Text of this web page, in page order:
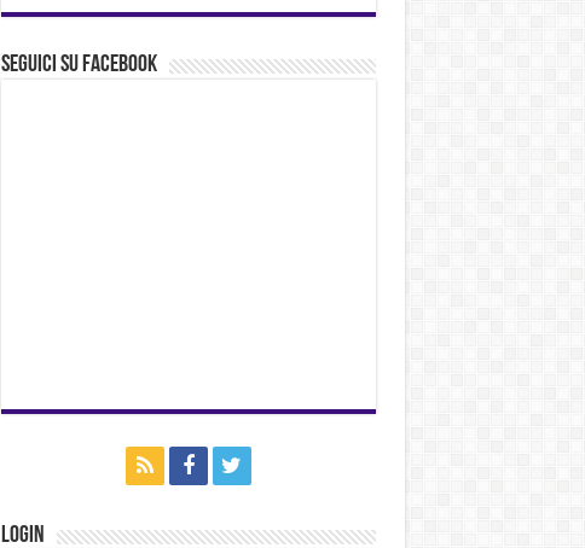
Seguici su Facebook
Login